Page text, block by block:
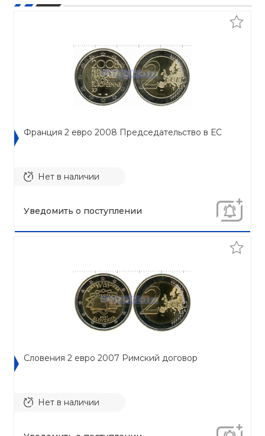
Франция 2 евро 2008 Председательство в ЕС
Нет в наличии
Уведомить о поступлении
Словения 2 евро 2007 Римский договор
Нет в наличии